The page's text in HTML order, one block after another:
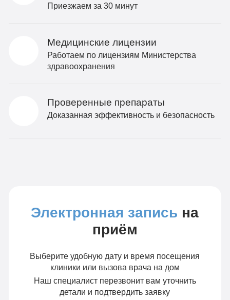
Приезжаем за 30 минут
Медицинские лицензии
Работаем по лицензиям Министерства
здравоохранения
Проверенные препараты
Доказанная эффективность и безопасность
Электронная запись на
приём
Выберите удобную дату и время посещения
клиники или вызова врача на дом
Наш специалист перезвонит вам уточнить
детали и подтвердить заявку